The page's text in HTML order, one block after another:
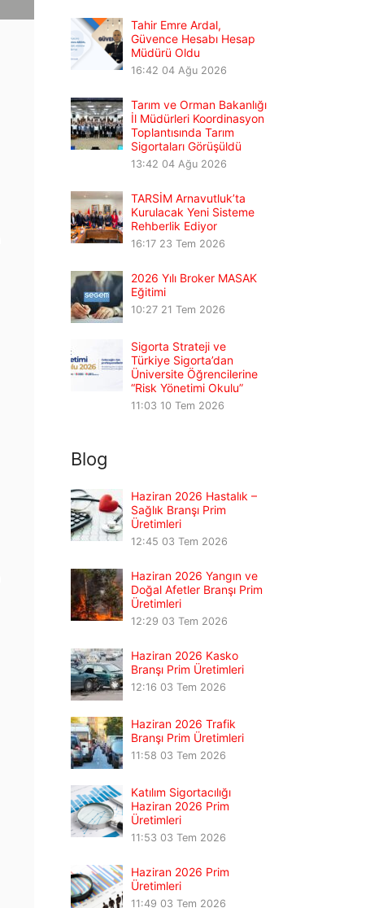
Tahir Emre Ardal,
Güvence Hesabı Hesap
Müdürü Oldu
16:42 04 Ağu 2026
Tarım ve Orman Bakanlığı
İl Müdürleri Koordinasyon
Toplantısında Tarım
Sigortaları Görüşüldü
13:42 04 Ağu 2026
TARSİM Arnavutluk’ta
Kurulacak Yeni Sisteme
Rehberlik Ediyor
16:17 23 Tem 2026
2026 Yılı Broker MASAK
Eğitimi
10:27 21 Tem 2026
Sigorta Strateji ve
Türkiye Sigorta’dan
Üniversite Öğrencilerine
“Risk Yönetimi Okulu”
11:03 10 Tem 2026
Blog
Haziran 2026 Hastalık –
Sağlık Branşı Prim
Üretimleri
12:45 03 Tem 2026
Haziran 2026 Yangın ve
Doğal Afetler Branşı Prim
Üretimleri
12:29 03 Tem 2026
Haziran 2026 Kasko
Branşı Prim Üretimleri
12:16 03 Tem 2026
Haziran 2026 Trafik
Branşı Prim Üretimleri
11:58 03 Tem 2026
Katılım Sigortacılığı
Haziran 2026 Prim
Üretimleri
11:53 03 Tem 2026
Haziran 2026 Prim
Üretimleri
11:49 03 Tem 2026